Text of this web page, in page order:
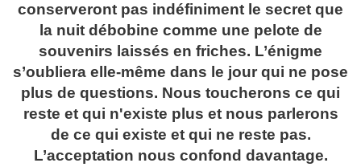
conserveront pas indéfiniment le secret que
la nuit débobine comme une pelote de
souvenirs laissés en friches. L’énigme
s’oubliera elle-même dans le jour qui ne pose
plus de questions. Nous toucherons ce qui
reste et qui n'existe plus et nous parlerons
de ce qui existe et qui ne reste pas.
L’acceptation nous confond davantage.